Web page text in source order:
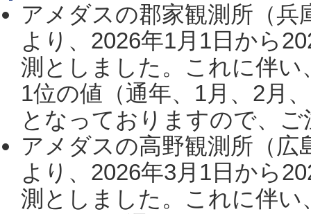
アメダスの郡家観測所（
より、2026年1月1日から
測としました。これに伴い
1位の値（通年、1月、2月
となっておりますので、
アメダスの高野観測所（
より、2026年3月1日から
測としました。これに伴い